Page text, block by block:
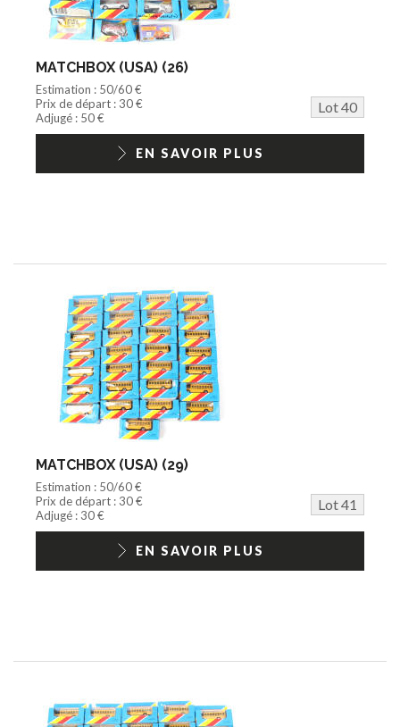
MATCHBOX (USA) (26)
Estimation : 50/60 €
Prix de départ : 30 €
Lot 40
Adjugé : 50 €
EN SAVOIR PLUS
MATCHBOX (USA) (29)
Estimation : 50/60 €
Prix de départ : 30 €
Lot 41
Adjugé : 30 €
EN SAVOIR PLUS